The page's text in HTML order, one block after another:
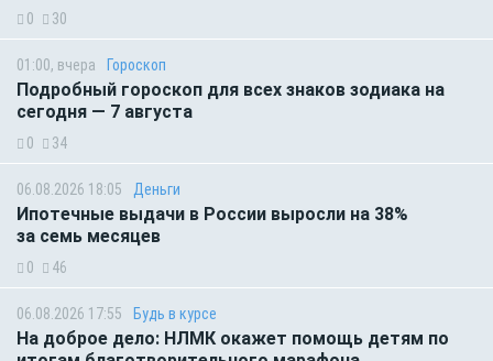
0 30
01:00, вчера Гороскоп
Подробный гороскоп для всех знаков зодиака на
сегодня — 7 августа
0 34
06.08.2026 18:05 Деньги
Ипотечные выдачи в России выросли на 38%
за семь месяцев
0 46
06.08.2026 17:55 Будь в курсе
На доброе дело: НЛМК окажет помощь детям по